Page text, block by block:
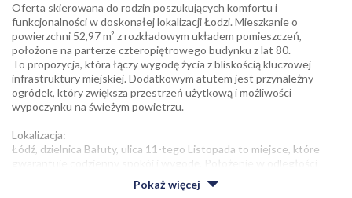
Oferta skierowana do rodzin poszukujących komfortu i
funkcjonalności w doskonałej lokalizacji Łodzi. Mieszkanie o
powierzchni 52,97 m² z rozkładowym układem pomieszczeń,
położone na parterze czteropiętrowego budynku z lat 80.
To propozycja, która łączy wygodę życia z bliskością kluczowej
infrastruktury miejskiej. Dodatkowym atutem jest przynależny
ogródek, który zwiększa przestrzeń użytkową i możliwości
wypoczynku na świeżym powietrzu.
Lokalizacja:
Łódź, dzielnica Bałuty, ulica 11-tego Listopada to miejsce, które
gwarantuje codzienny spokój i wygodę. Położenie w odległości
zaledwie 10 km od centrum miasta . W pobliżu znajdują się szkoły,
przedszkola oraz plac zabaw, co czyni tę ofertę szczególnie
Pokaż więcej